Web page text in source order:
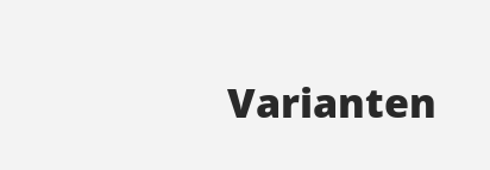
Varianten